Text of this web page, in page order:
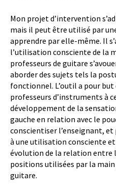
Mon projet d’intervention
mais il peut être utilisé par
apprendre par elle-même. Il
l’utilisation consciente de la
professeurs de guitare
aborder des sujets tels la
fonctionnel. L’outil a pour
professeurs d’instruments à
développement de la
gauche en relation avec le
conscientiser l’enseignant,
à une utilisation consciente
évolution de la relation entre
positions utilisées par la main
guitare.